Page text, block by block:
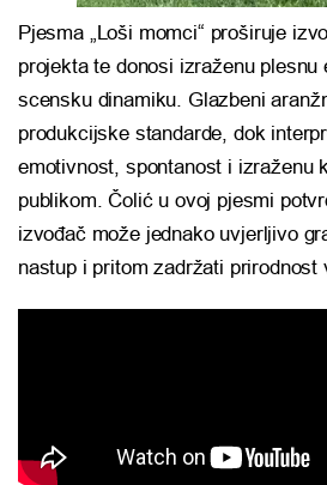
Pjesma „Loši momci“ proširuje
projekta te donosi izraženu plesnu
scensku dinamiku. Glazbeni
produkcijske standarde, dok
emotivnost, spontanost i izraženu
publikom. Čolić u ovoj pjesmi
izvođač može jednako uvjerljivo
nastup i pritom zadržati prirodnost